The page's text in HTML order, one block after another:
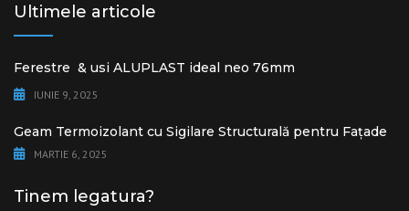
Ultimele articole
Ferestre & usi ALUPLAST ideal neo 76mm
IUNIE 9, 2025
Geam Termoizolant cu Sigilare Structurală pentru Fațade
MARTIE 6, 2025
Tinem legatura?